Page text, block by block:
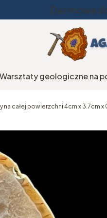
Darmowa
Warsztaty geologiczne na
całej powierzchni 4cm x 3.7cm x